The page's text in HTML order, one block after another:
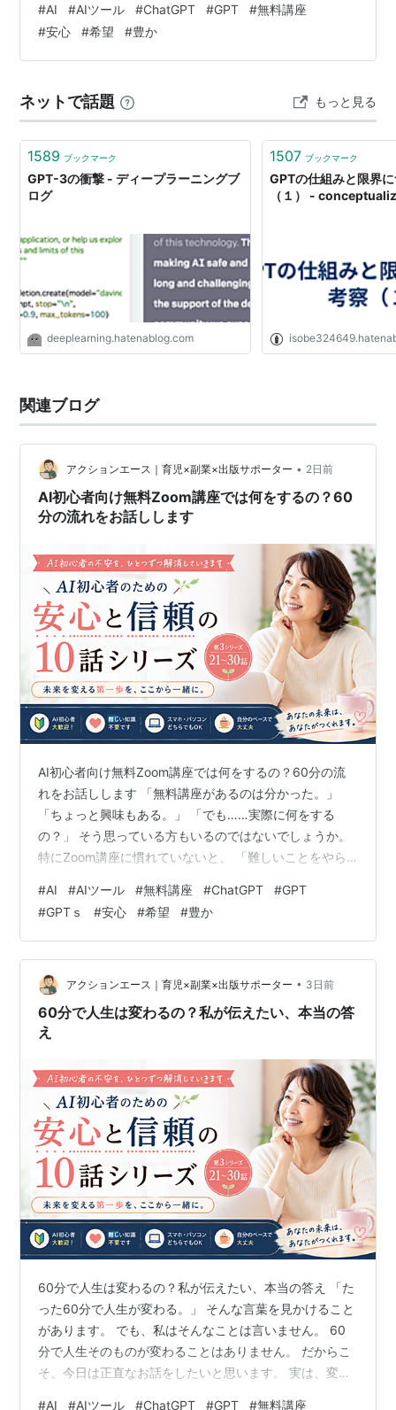
けで、 「これは私には難しいな……」 と思ったこともあ
ります。 だから今、 このブログを読んでくださっている
あなたが、 「興味はあるけど、よく分からない。」 そう
日は少しだけ、 私がAIを知り始めた頃のお話をさ…
#AI #AIツール #ChatGPT #GPT #無料講座
#安心 #希望 #豊か
ネットで話題 もっと見る
1589 ブックマーク
GPT-3の衝撃 - ディープラーニングブ
ログ
deeplearning.hatenablog.com
1507 ブックマーク
GPTの仕組みと限界
（１） -
関連ブログ
アクションエース｜育児×副業×出版サポーター • 2日前
AI初心者向け無料Zoom講座では何をするの？60
分の流れをお話しします
AI初心者向け無料Zoom講座では何をするの？60分の流
れをお話しします 「無料講座があるのは分かった。」
「ちょっと興味もある。」 「でも……実際に何をする
の？」 そう思っている方もいるのではないでしょうか。
特にZoom講座に慣れていないと、 「難しいことをやら
ずかしい。」 「パソコン操作ができなかったら困る
な。」 いろいろ考えてしまいますよね。 そこで今回は、
無料Zoom講座でどんなことをするのか、 あなたが実際
に参加しているつもりでお話ししてみます。 難しい授業
を想像しなくて大丈夫です。 目指しているのは、 「分か
らない」が「なるほ…
#AI #AIツール #無料講座 #ChatGPT #GPT
#GPTｓ #安心 #希望 #豊か
アクションエース｜育児×副業×出版サポーター • 3日前
60分で人生は変わるの？私が伝えたい、本当の答
え
60分で人生は変わるの？私が伝えたい、本当の答え 「た
った60分で人生が変わる。」 そんな言葉を見かけること
があります。 でも、私はそんなことは言いません。 60
分で人生そのものが変わることはありません。 だからこ
そ、今日は正直なお話をしたいと思います。 実は、変わ
#AI #AIツール #ChatGPT #GPT #無料講座